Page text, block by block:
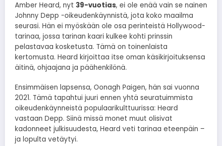
Amber Heard, nyt 39-vuotias, ei ole enää vain se nainen
Johnny Depp -oikeudenkäynnistä, jota koko maailma
seurasi. Hän ei myöskään ole osa perinteistä Hollywood-
tarinaa, jossa tarinan kaari kulkee kohti prinssin
pelastavaa kosketusta. Tämä on toinenlaista
kertomusta. Heard kirjoittaa itse oman käsikirjoituksensa
äitinä, ohjaajana ja päähenkilönä.
Ensimmäisen lapsensa, Oonagh Paigen, hän sai vuonna
2021. Tämä tapahtui juuri ennen yhtä seuratuimmista
oikeudenkäynneistä populaarikulttuurissa: Heard
vastaan Depp. Siinä missä monet muut olisivat
kadonneet julkisuudesta, Heard veti tarinaa eteenpäin –
ja lopulta vetäytyi.